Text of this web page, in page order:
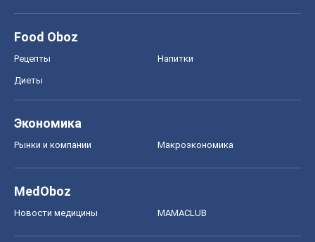
Food Oboz
Рецепты Напитки
Диеты
Экономика
Рынки и компании Mакроэкономика
MedOboz
Новости медицины MAMACLUB